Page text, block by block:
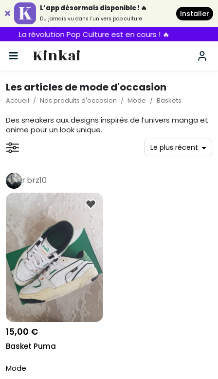
L’app désormais disponible ! 🔥
Du jamais vu dans l’univers pop culture
Installer
La révolution Pop Culture est en cours ! 🔥
Kinkai
Les articles de mode d'occasion
Accueil Nos produits d'occasion Mode Baskets
Des sneakers aux designs inspirés de l’univers manga et
anime pour un look unique.
r.brz10
15,00 €
Basket Puma
Mode